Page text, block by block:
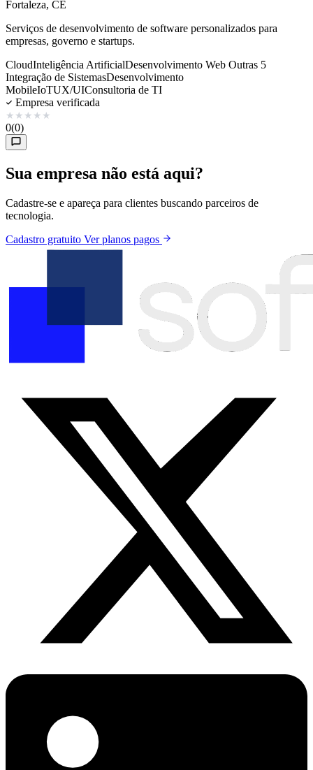
Fortaleza, CE
Serviços de desenvolvimento de software personalizados para
empresas, governo e startups.
CloudInteligência ArtificialDesenvolvimento Web Outras 5
Integração de SistemasDesenvolvimento
MobileIoTUX/UIConsultoria de TI
Empresa verificada
★ ★ ★ ★ ★
0(0)
Sua empresa não está aqui?
Cadastre-se e apareça para clientes buscando parceiros de
tecnologia.
Cadastro gratuito Ver planos pagos